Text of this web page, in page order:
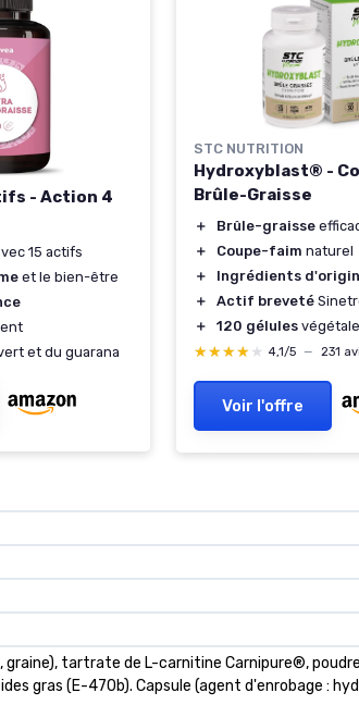
- Action 4
15 actifs
et le bien-être
et du guarana
STC NUTRITION
Hydroxyblast® -
Brûle-Graisse
＋ Brûle-graisse
＋
Coupe-faim naturel
＋
Ingrédients
＋
Actif breveté
＋
120 gélules
★★★★★
★★★★★ 4,1/5 — 231
Voir l'offre
tartrate de L-carnitine Carnipure®,
gras (E-470b). Capsule (agent d'enrobage :